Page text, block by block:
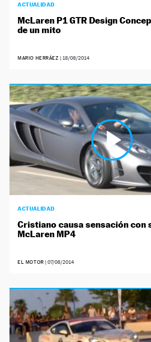
ACTUALIDAD
McLaren P1 GTR Design
de un mito
MARIO HERRÁEZ | 18/08/2014
ACTUALIDAD
Cristiano causa sensación con
McLaren MP4
EL MOTOR | 07/08/2014